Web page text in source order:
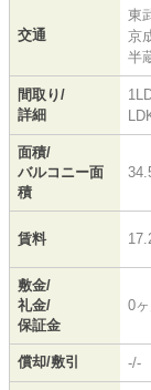
交通
東
京
半
間取り/
詳細
面積/
バルコニー面
積
賃料
敷金/
礼金/
保証金
0
償却/敷引 -/-